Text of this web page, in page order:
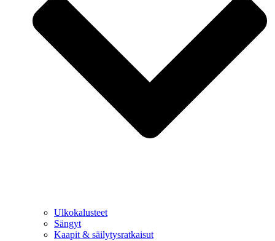
Ulkokalusteet
Sängyt
Kaapit & säilytysratkaisut